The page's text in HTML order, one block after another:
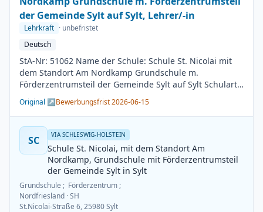
der Gemeinde Sylt auf Sylt, Lehrer/-in
Lehrkraft · unbefristet
Deutsch
StA-Nr: 51062 Name der Schule: Schule St. Nicolai mit
dem Standort Am Nordkamp Grundschule m.
Förderzentrumsteil der Gemeinde Sylt auf Sylt Schulart:
Grundschule Kreis / Kreisfreie Stadt: Nordfriesland
BesGr / EntGr: Besoldungsgruppe A13 1. Fach: Deutsch
2. Fach: beliebig Beschäftigungsdauer: Unbefristet
Arbeitsumfang: Teilzeit möglich Besetzungstermin:
01.08.2026 Bewerbungsschluss: 15.06.2026
Veröffentlichung: 01.06.2026
Original ↗Bewerbungsfrist 2026-06-15
SC VIA SCHLESWIG-HOLSTEIN
Schule St. Nicolai, mit dem Standort Am
Nordkamp, Grundschule mit Förderzentrumsteil
der Gemeinde Sylt in Sylt
Grundschule ; Förderzentrum ;
Nordfriesland · SH
St.Nicolai-Straße 6, 25980 Sylt